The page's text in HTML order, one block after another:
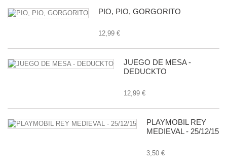
PIO, PIO, GORGORITO
12,99 €
JUEGO DE MESA -
DEDUCKTO
12,99 €
PLAYMOBIL REY
MEDIEVAL - 25/12/15
3,50 €